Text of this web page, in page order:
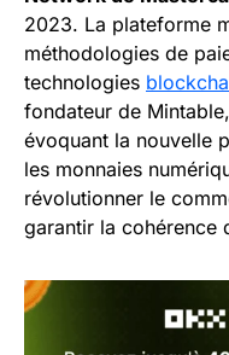
2023. La plateforme
méthodologies de
technologies
fondateur de
évoquant la nouvelle
les monnaies
révolutionner le
garantir la cohérence